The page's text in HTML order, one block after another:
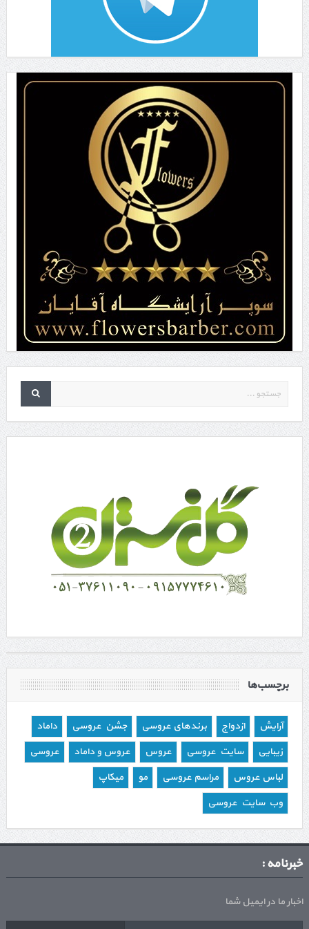
برچسب‌ها
آرایش ازدواج برندهای عروسی جشن عروسی
داماد
زیبایی
سایت عروسی عروس عروس و داماد
عروسی
لباس عروس
مراسم عروسی مو
میکاپ
وب سایت عروسی
خبرنامه :
اخبار ما در ایمیل شما